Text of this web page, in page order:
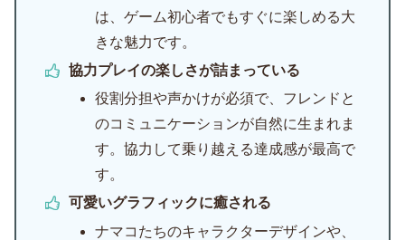
は、ゲーム初心者でもすぐに楽しめる大
きな魅力です。
協力プレイの楽しさが詰まっている
役割分担や声かけが必須で、フレンドと
のコミュニケーションが自然に生まれま
す。協力して乗り越える達成感が最高で
す。
可愛いグラフィックに癒される
ナマコたちのキャラクターデザインや、